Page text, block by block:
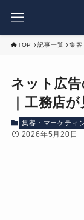
TOP 記事一覧 集客
ネット広
｜工務店
集客・マーケティ
2026年5月20日